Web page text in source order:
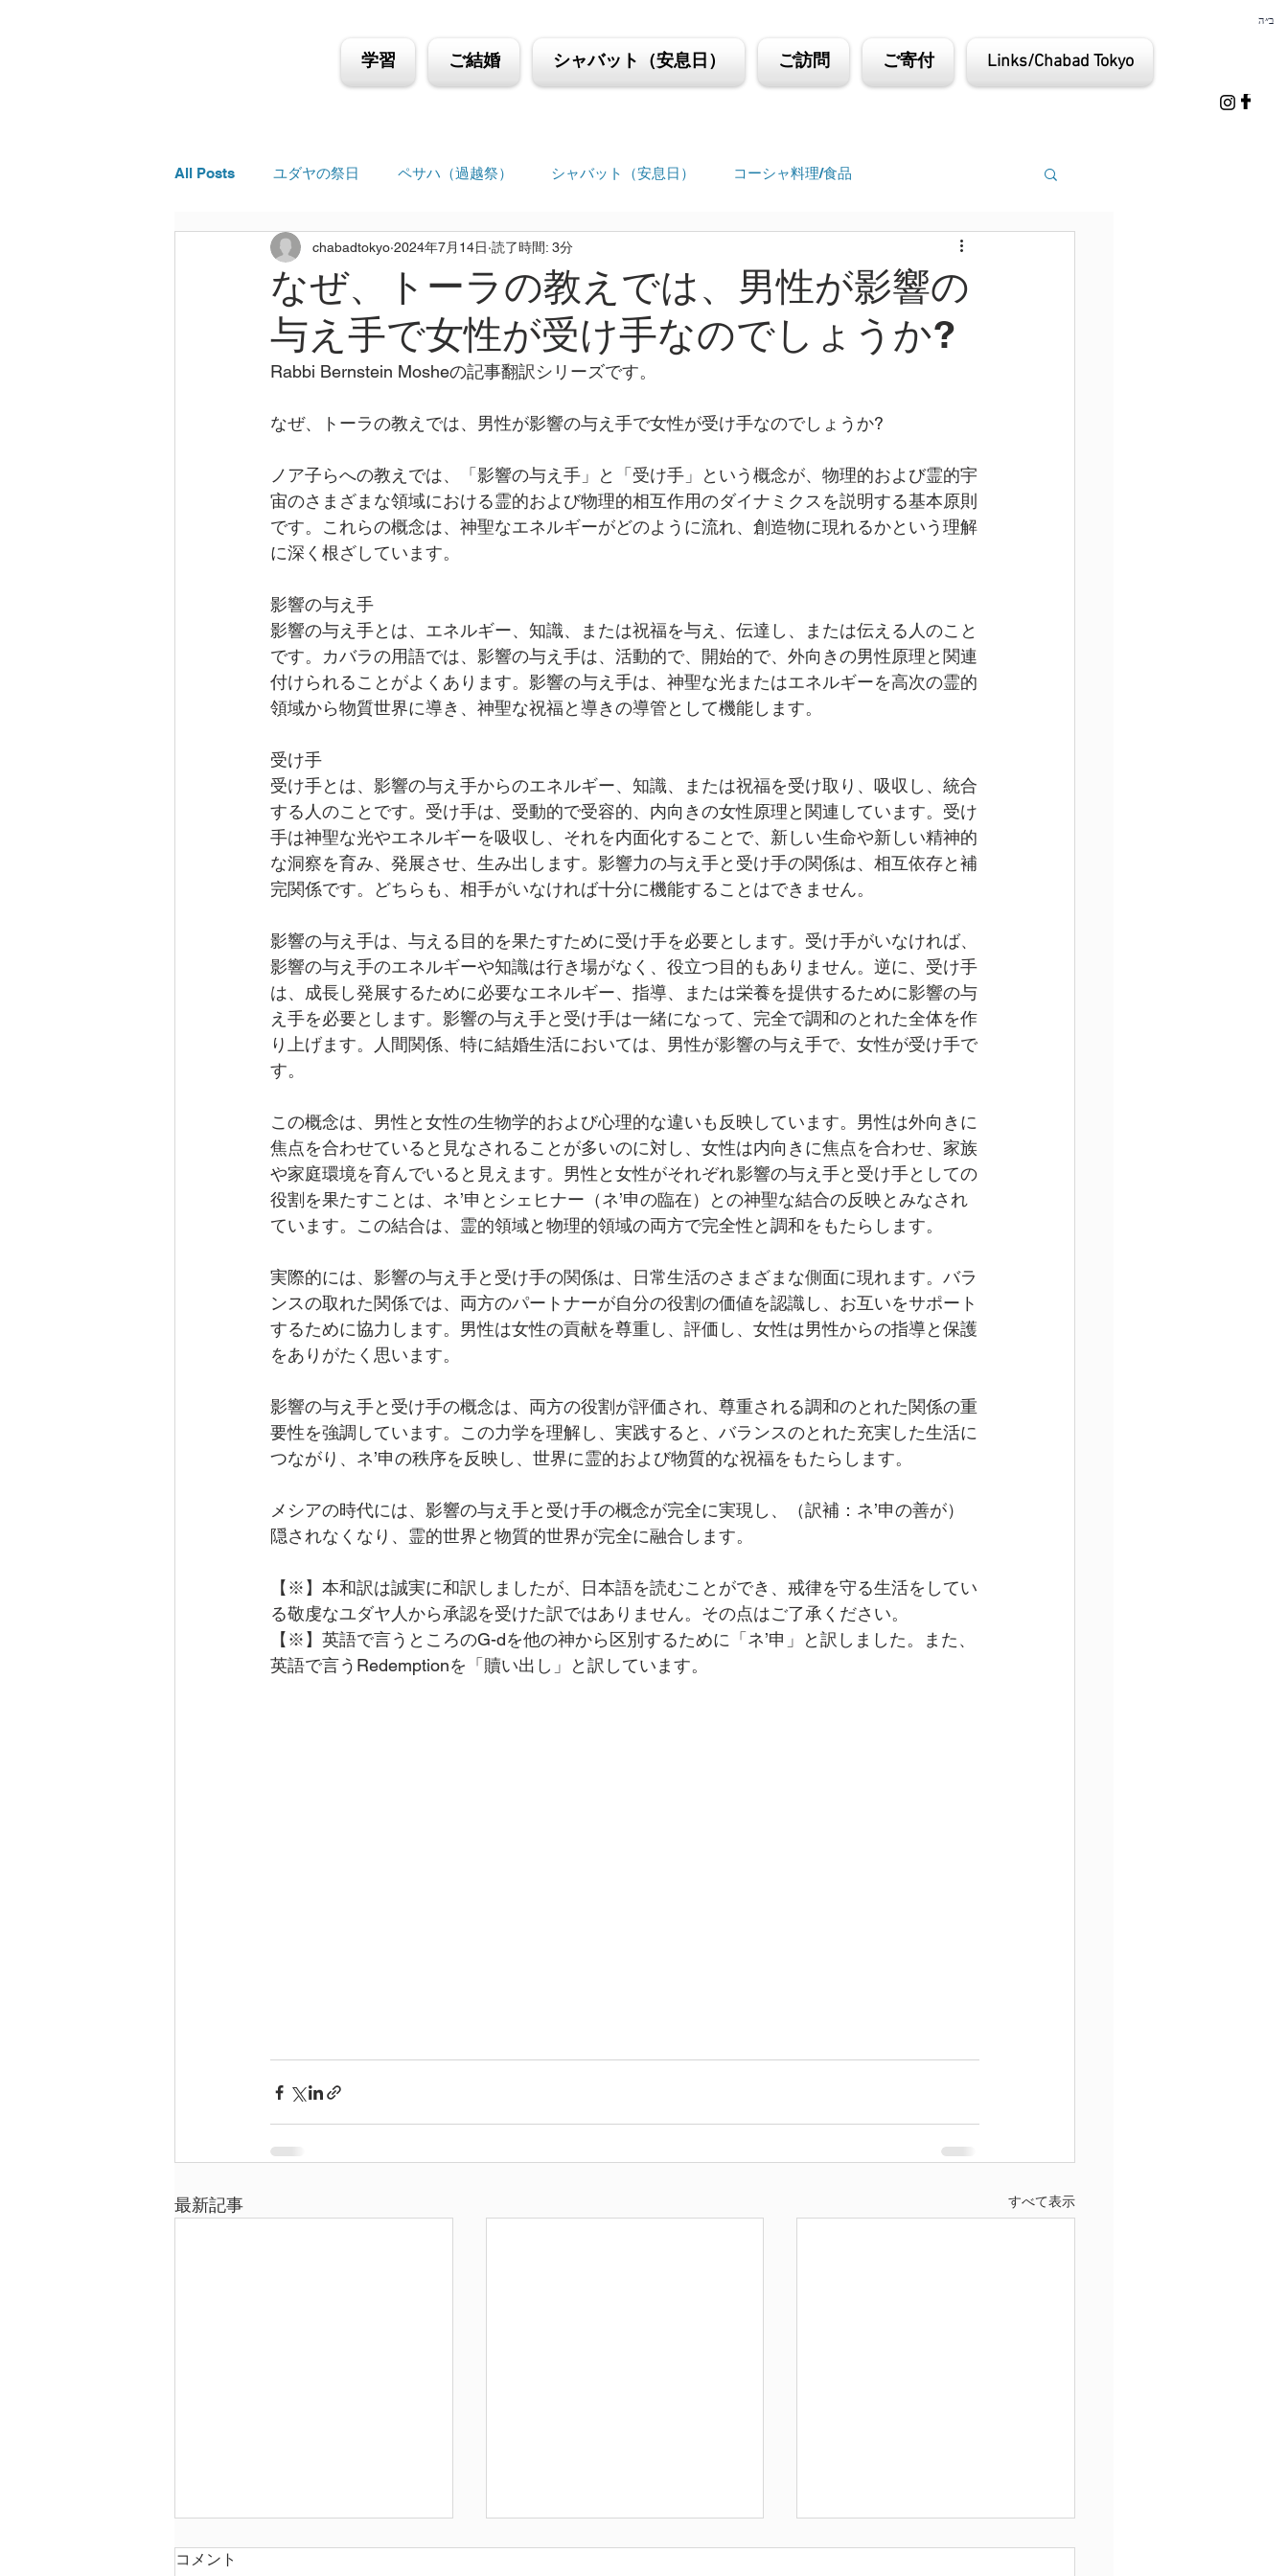
ב״ה
学習 ご結婚 シャバット（安息日） ご訪問 ご寄付 Links/Chabad Tokyo
All Posts ユダヤの祭日 ペサハ（過越祭） シャバット（安息日） コーシャ料理/食品
なぜ、トーラの教えでは、男性が影響の
与え手で女性が受け手なのでしょうか?
chabadtokyo 2024年7月14日 読了時間: 3分
Rabbi Bernstein Mosheの記事翻訳シリーズです。
なぜ、トーラの教えでは、男性が影響の与え手で女性が受け手なのでしょうか?
ノア子らへの教えでは、「影響の与え手」と「受け手」という概念が、物理的および霊的宇
宙のさまざまな領域における霊的および物理的相互作用のダイナミクスを説明する基本原則
です。これらの概念は、神聖なエネルギーがどのように流れ、創造物に現れるかという理解
に深く根ざしています。
影響の与え手
影響の与え手とは、エネルギー、知識、または祝福を与え、伝達し、または伝える人のこと
です。カバラの用語では、影響の与え手は、活動的で、開始的で、外向きの男性原理と関連
付けられることがよくあります。影響の与え手は、神聖な光またはエネルギーを高次の霊的
領域から物質世界に導き、神聖な祝福と導きの導管として機能します。
受け手
受け手とは、影響の与え手からのエネルギー、知識、または祝福を受け取り、吸収し、統合
する人のことです。受け手は、受動的で受容的、内向きの女性原理と関連しています。受け
手は神聖な光やエネルギーを吸収し、それを内面化することで、新しい生命や新しい精神的
な洞察を育み、発展させ、生み出します。影響力の与え手と受け手の関係は、相互依存と補
完関係です。どちらも、相手がいなければ十分に機能することはできません。
影響の与え手は、与える目的を果たすために受け手を必要とします。受け手がいなければ、
影響の与え手のエネルギーや知識は行き場がなく、役立つ目的もありません。逆に、受け手
は、成長し発展するために必要なエネルギー、指導、または栄養を提供するために影響の与
え手を必要とします。影響の与え手と受け手は一緒になって、完全で調和のとれた全体を作
り上げます。人間関係、特に結婚生活においては、男性が影響の与え手で、女性が受け手で
す。
この概念は、男性と女性の生物学的および心理的な違いも反映しています。男性は外向きに
焦点を合わせていると見なされることが多いのに対し、女性は内向きに焦点を合わせ、家族
や家庭環境を育んでいると見えます。男性と女性がそれぞれ影響の与え手と受け手としての
役割を果たすことは、ネ’申とシェヒナー（ネ’申の臨在）との神聖な結合の反映とみなされ
ています。この結合は、霊的領域と物理的領域の両方で完全性と調和をもたらします。
実際的には、影響の与え手と受け手の関係は、日常生活のさまざまな側面に現れます。バラ
ンスの取れた関係では、両方のパートナーが自分の役割の価値を認識し、お互いをサポート
するために協力します。男性は女性の貢献を尊重し、評価し、女性は男性からの指導と保護
をありがたく思います。
影響の与え手と受け手の概念は、両方の役割が評価され、尊重される調和のとれた関係の重
要性を強調しています。この力学を理解し、実践すると、バランスのとれた充実した生活に
つながり、ネ’申の秩序を反映し、世界に霊的および物質的な祝福をもたらします。
メシアの時代には、影響の与え手と受け手の概念が完全に実現し、（訳補：ネ’申の善が）
隠されなくなり、霊的世界と物質的世界が完全に融合します。
【※】本和訳は誠実に和訳しましたが、日本語を読むことができ、戒律を守る生活をしてい
る敬虔なユダヤ人から承認を受けた訳ではありません。その点はご了承ください。
【※】英語で言うところのG-dを他の神から区別するために「ネ’申」と訳しました。また、
英語で言うRedemptionを「贖い出し」と訳しています。
最新記事 すべて表示
コメント